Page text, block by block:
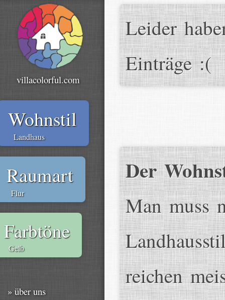
villacolorful.com
Wohnstil
Landhaus
Raumart
Flur
Farbtöne
Gelb
» über uns
Leider
Einträge :(
Der
Man muss
reichen